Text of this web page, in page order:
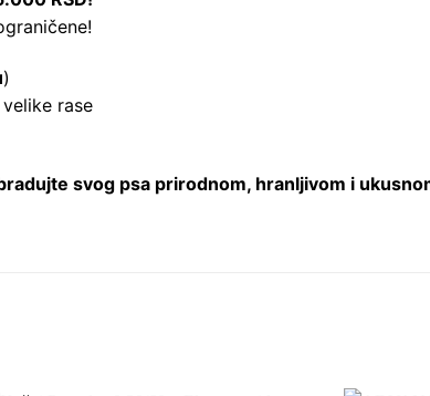
)
rase
svog psa prirodnom, hranljivom i